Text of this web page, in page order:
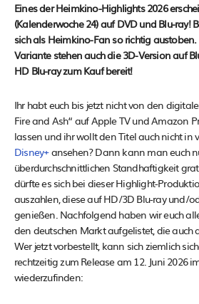
Eines der Heimkino-Highlights 2026
(Kalenderwoche 24) auf DVD und Blu-ray!
sich als Heimkino-Fan so richtig
Variante stehen auch die 3D-Version auf
HD Blu-ray zum Kauf bereit!
Ihr habt euch bis jetzt nicht von den
Fire and Ash“ auf Apple TV und Amazon
lassen und ihr wollt den Titel auch nicht in
Disney+ansehen? Dann kann man euch
überdurchschnittlichen Standhaftigkeit
dürfte es sich bei dieser Highlight-
auszahlen, diese auf HD/3D Blu-ray und/
genießen. Nachfolgend haben wir euch
den deutschen Markt aufgelistet, die auch
Wer jetzt vorbestellt, kann sich ziemlich
rechtzeitig zum Release am 12. Juni 2026
wiederzufinden: